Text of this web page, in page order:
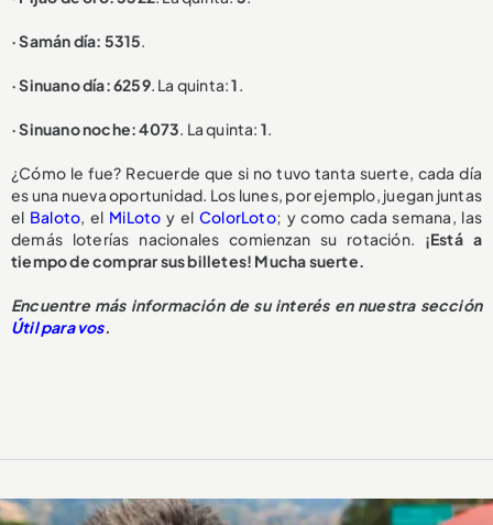
· Samán día: 5315.
· Sinuano día: 6259. La quinta:1.
· Sinuano noche: 4073. La quinta: 1.
¿Cómo le fue? Recuerde que si no tuvo tanta suerte, cada día
es una nueva oportunidad. Los lunes, por ejemplo, juegan juntas
el Baloto, el MiLoto y el ColorLoto; y como cada semana, las
demás loterías nacionales comienzan su rotación. ¡Está a
tiempo de comprar sus billetes! Mucha suerte.
Encuentre más información de su interés en nuestra sección
Útil para vos.